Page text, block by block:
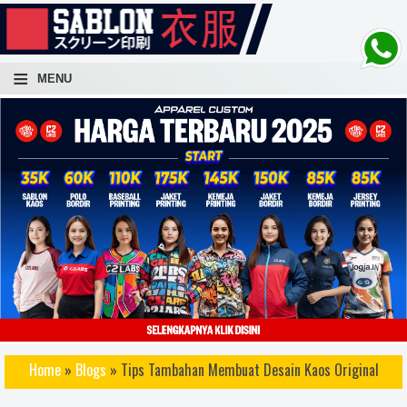
-->
sablon kaos lusinan, sablon kaos ratusan, sablon kaos ribuan, sablon kaos cepat, sablon kaos
sablon kaos distro terbaik, sablon kaos bagus, sablon kaos keren, sablo kaos rubber, sablon kaos
≡ MENU
Home» Blogs » Tips Tambahan Membuat Desain Kaos Original